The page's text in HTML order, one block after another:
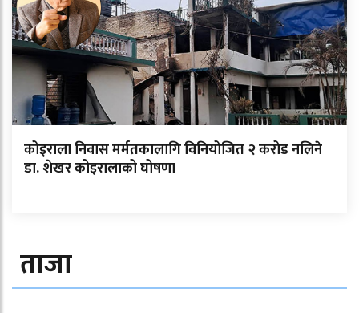
कोइराला निवास मर्मतकालागि विनियोजित २ करोड नलिने
डा. शेखर कोइरालाको घोषणा
ताजा